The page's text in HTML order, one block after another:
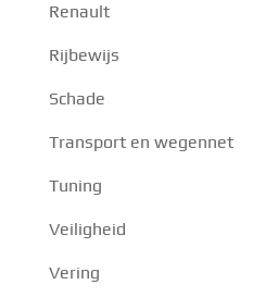
Renault
Rijbewijs
Schade
Transport en wegennet
Tuning
Veiligheid
Vering